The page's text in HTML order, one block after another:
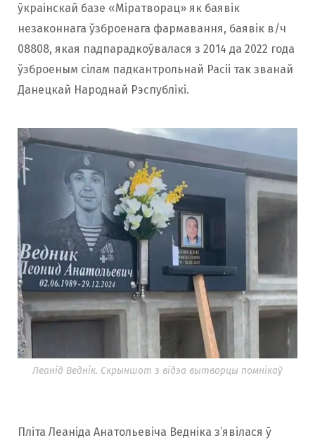
ўкраінскай базе «Міратворац» як баявік
незаконнага ўзброенага фармавання, баявік в/ч
08808, якая падпарадкоўвалася з 2014 да 2022 года
ўзброеным сілам падкантрольнай Расіі так званай
Данецкай Народнай Рэспублікі.
Леанід Веднік. Скрыншот з відэа вытворцы помнікаў
Пліта Леаніда Анатольевіча Ведніка з’явілася ў